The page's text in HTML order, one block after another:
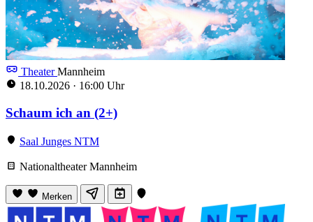
TheaterMannheim
18.10.2026 · 16:00 Uhr
Schaum ich an (2+)
Saal Junges NTM
Nationaltheater Mannheim
Merken